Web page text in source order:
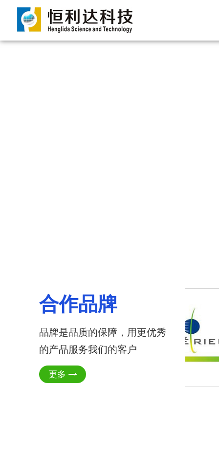
合作品牌
品牌是品质的保障，用更优秀
的产品服务我们的客户
更多